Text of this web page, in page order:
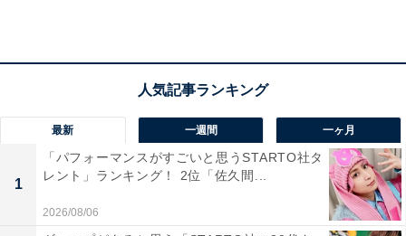
最新 一週間 一ヶ月
1
「パフォーマンスがすごいと思うSTARTO社タ
レント」ランキング！ 2位「佐久間...
2026/08/06